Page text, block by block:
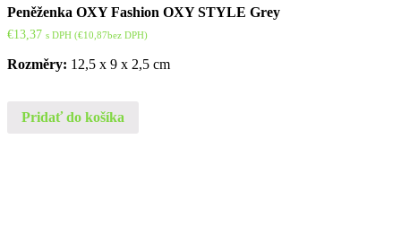
Peněženka OXY Fashion OXY STYLE Grey
€13,37 s DPH (€10,87bez DPH)
Rozměry: 12,5 x 9 x 2,5 cm
Pridať do košíka